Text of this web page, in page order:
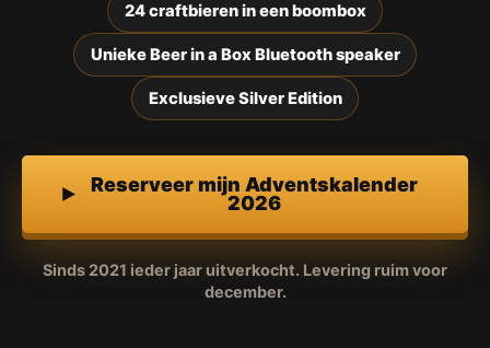
24 craftbieren in een boombox
Unieke Beer in a Box Bluetooth speaker
Exclusieve Silver Edition
Reserveer mijn Adventskalender
2026
Sinds 2021 ieder jaar uitverkocht. Levering ruim voor
december.